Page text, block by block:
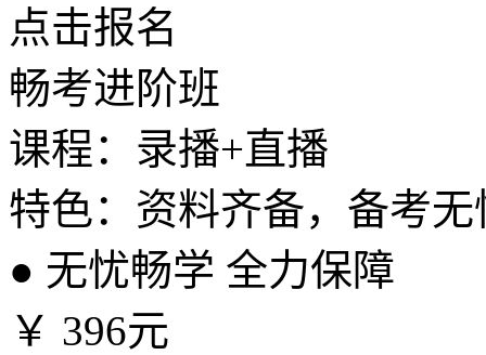
点击报名
畅考进阶班
课程：录播+直播
特色：资料齐备，备考无
● 无忧畅学 全力保障
￥ 396元